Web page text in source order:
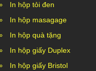
In hộp tỏi đen
In hộp masagage
In hộp quà tặng
In hộp giấy Duplex
In hộp giấy Bristol